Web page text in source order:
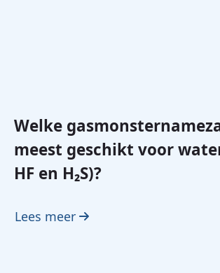
Welke
meest geschikt voor
HF en H₂S)?
Lees meer